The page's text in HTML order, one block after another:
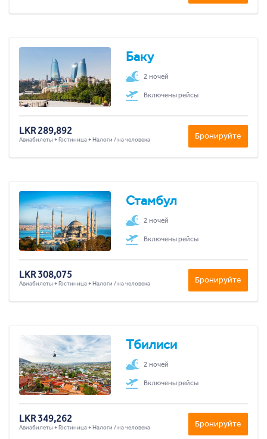
Баку
2 ночей
Включены рейсы
LKR 289,892
Авиабилеты + Гостиница + Налоги / на человека Бронируйте
Стамбул
2 ночей
Включены рейсы
LKR 308,075
Авиабилеты + Гостиница + Налоги / на человека Бронируйте
Тбилиси
2 ночей
Включены рейсы
LKR 349,262
Авиабилеты + Гостиница + Налоги / на человека Бронируйте